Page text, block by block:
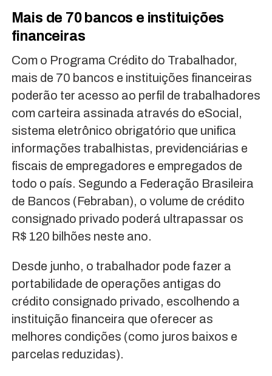
Mais de 70 bancos e instituições
financeiras
Com o Programa Crédito do Trabalhador,
mais de 70 bancos e instituições financeiras
poderão ter acesso ao perfil de trabalhadores
com carteira assinada através do eSocial,
sistema eletrônico obrigatório que unifica
informações trabalhistas, previdenciárias e
fiscais de empregadores e empregados de
todo o país. Segundo a Federação Brasileira
de Bancos (Febraban), o volume de crédito
consignado privado poderá ultrapassar os
R$ 120 bilhões neste ano.
Desde junho, o trabalhador pode fazer a
portabilidade de operações antigas do
crédito consignado privado, escolhendo a
instituição financeira que oferecer as
melhores condições (como juros baixos e
parcelas reduzidas).